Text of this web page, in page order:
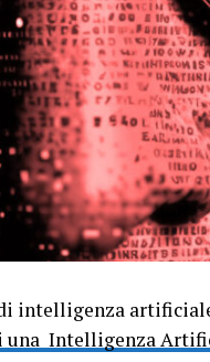
intelligenza
una Intelligenza